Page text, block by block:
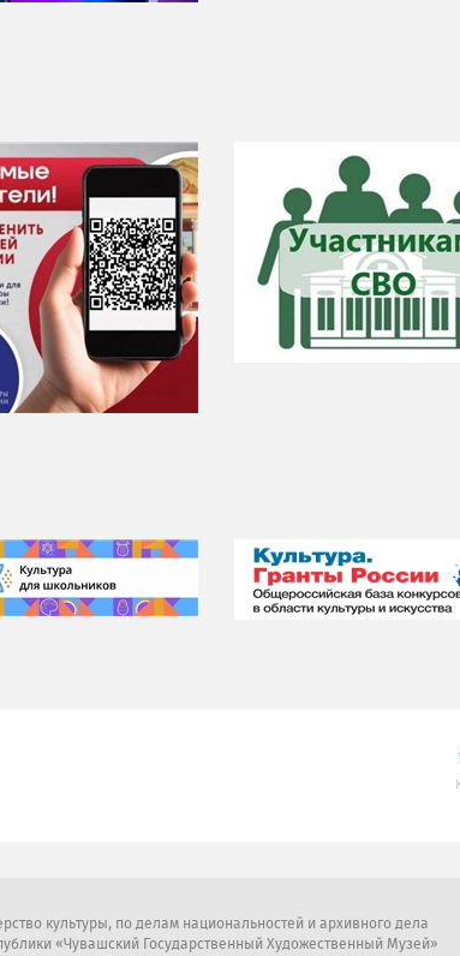
культуры, по делам национальностей и архивного дела
«Чувашский Государственный Художественный Музей»